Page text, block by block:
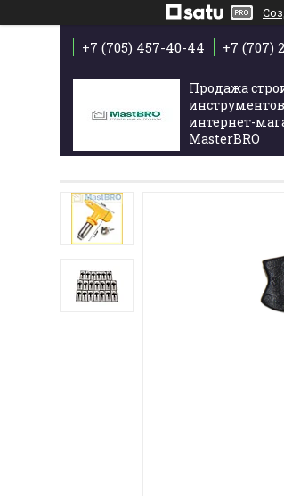
+7 (705) 457-40-44 +7 (707)
Продажа
интернет-
MasterBRO